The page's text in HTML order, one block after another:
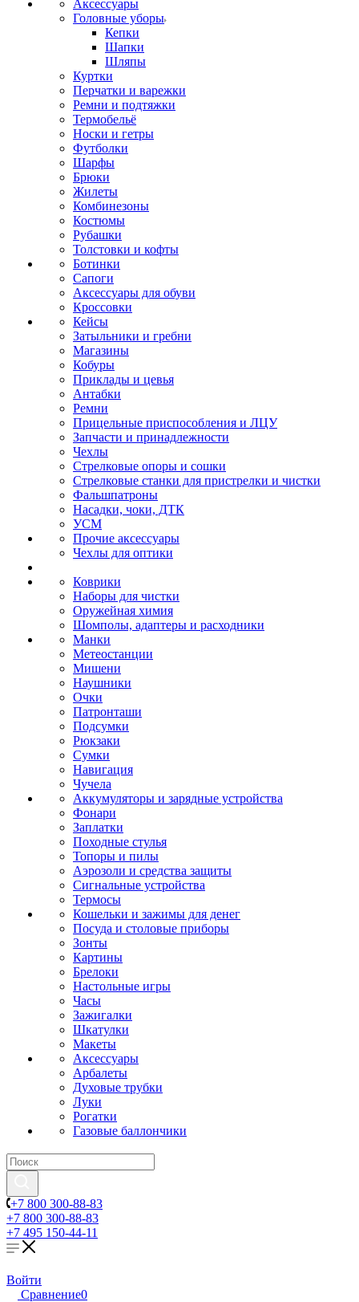
Аксессуары
Головные уборы
Кепки
Шапки
Шляпы
Куртки
Перчатки и варежки
Ремни и подтяжки
Термобельё
Носки и гетры
Футболки
Шарфы
Брюки
Жилеты
Комбинезоны
Костюмы
Рубашки
Толстовки и кофты
Ботинки
Сапоги
Аксессуары для обуви
Кроссовки
Кейсы
Затыльники и гребни
Магазины
Кобуры
Приклады и цевья
Антабки
Ремни
Прицельные приспособления и ЛЦУ
Запчасти и принадлежности
Чехлы
Стрелковые опоры и сошки
Стрелковые станки для пристрелки и чистки
Фальшпатроны
Насадки, чоки, ДТК
УСМ
Прочие аксессуары
Чехлы для оптики
Коврики
Наборы для чистки
Оружейная химия
Шомполы, адаптеры и расходники
Манки
Метеостанции
Мишени
Наушники
Очки
Патронташи
Подсумки
Рюкзаки
Сумки
Навигация
Чучела
Аккумуляторы и зарядные устройства
Фонари
Заплатки
Походные стулья
Топоры и пилы
Аэрозоли и средства защиты
Сигнальные устройства
Термосы
Кошельки и зажимы для денег
Посуда и столовые приборы
Зонты
Картины
Брелоки
Настольные игры
Часы
Зажигалки
Шкатулки
Макеты
Аксессуары
Арбалеты
Духовые трубки
Луки
Рогатки
Газовые баллончики
+7 800 300-88-83
+7 800 300-88-83
+7 495 150-44-11
Войти
Сравнение0